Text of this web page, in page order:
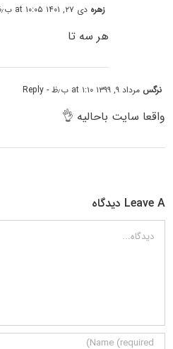
زهره دی ۲۷, ۱۴۰۱ at ۱۰:۰۵ ب٫ظ
هر سه تا
نرگس مرداد ۹, ۱۳۹۹ at ۱:۱۰ ب٫ظ - Reply
واقعا سایت باحالیه 👌
Leave A دیدگاه
دیدگاه